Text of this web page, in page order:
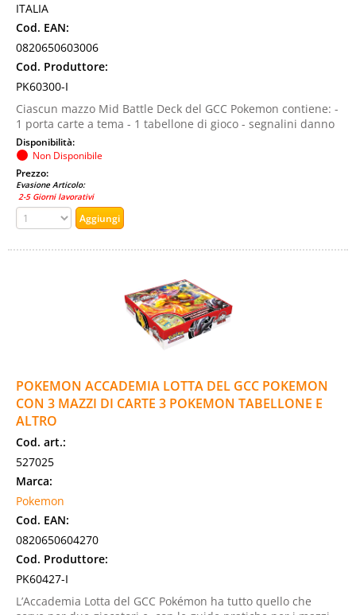
ITALIA
Cod. EAN:
0820650603006
Cod. Produttore:
PK60300-I
Ciascun mazzo Mid Battle Deck del GCC Pokemon contiene: -
1 porta carte a tema - 1 tabellone di gioco - segnalini danno
Disponibilità:
Non Disponibile
Prezzo:
Evasione Articolo:
2-5 Giorni lavorativi
POKEMON ACCADEMIA LOTTA DEL GCC POKEMON
CON 3 MAZZI DI CARTE 3 POKEMON TABELLONE E
ALTRO
Cod. art.:
527025
Marca:
Pokemon
Cod. EAN:
0820650604270
Cod. Produttore:
PK60427-I
L’Accademia Lotta del GCC Pokémon ha tutto quello che